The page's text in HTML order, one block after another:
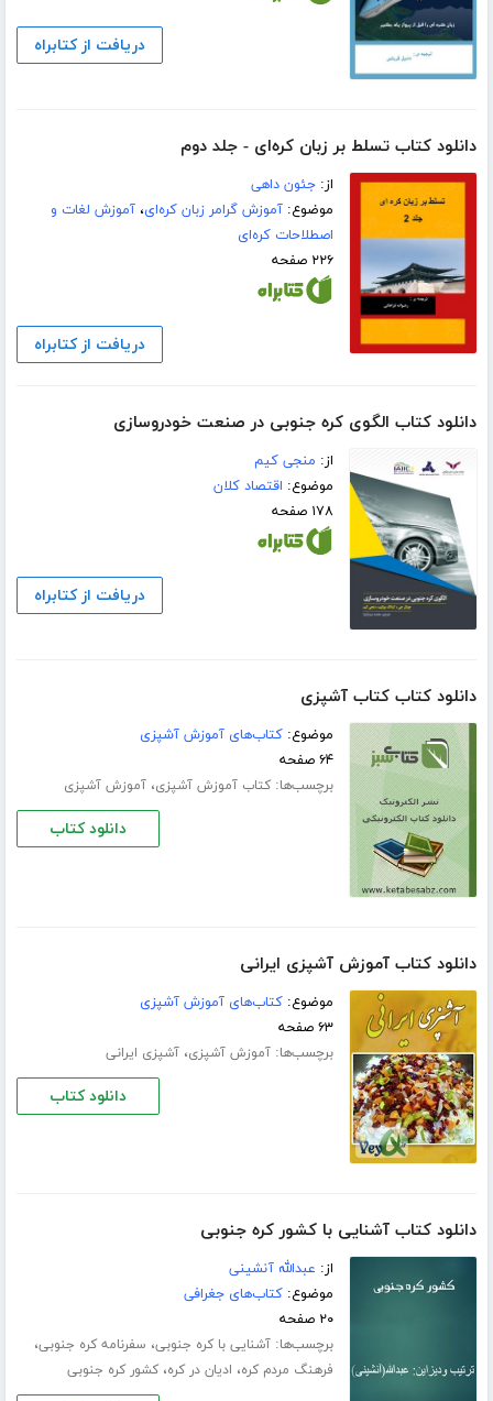
دریافت از کتابراه
دانلود کتاب تسلط بر زبان کره‌ای - جلد دوم
از:جئون داهی
موضوع:آموزش گرامر زبان کره‌ای،آموزش لغات و
اصطلاحات کره‌ای
۲۲۶ صفحه
دریافت از کتابراه
دانلود کتاب الگوی کره جنوبی در صنعت خودروسازی
از: منجی کیم
موضوع: اقتصاد کلان
۱۷۸ صفحه
دریافت از کتابراه
دانلود کتاب کتاب آشپزی
موضوع:کتاب‌های آموزش آشپزی
۶۴ صفحه
برچسب‌ها:کتاب آموزش آشپزی،آموزش آشپزی
دانلود کتاب
دانلود کتاب آموزش آشپزی ایرانی
موضوع:کتاب‌های آموزش آشپزی
۶۳ صفحه
برچسب‌ها:آموزش آشپزی،آشپزی ایرانی
دانلود کتاب
دانلود کتاب آشنایی با کشور کره جنوبی
از: عبدالله آنشینی
موضوع:کتاب‌های جغرافی
۲۰ صفحه
برچسب‌ها:آشنایی با کره جنوبی، سفرنامه کره جنوبی،
فرهنگ مردم کره، ادیان در کره،کشور کره جنوبی